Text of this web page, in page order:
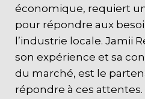
économique, requiert
pour répondre aux
l’industrie locale. Jamii
son expérience et sa
du marché, est le
répondre à ces